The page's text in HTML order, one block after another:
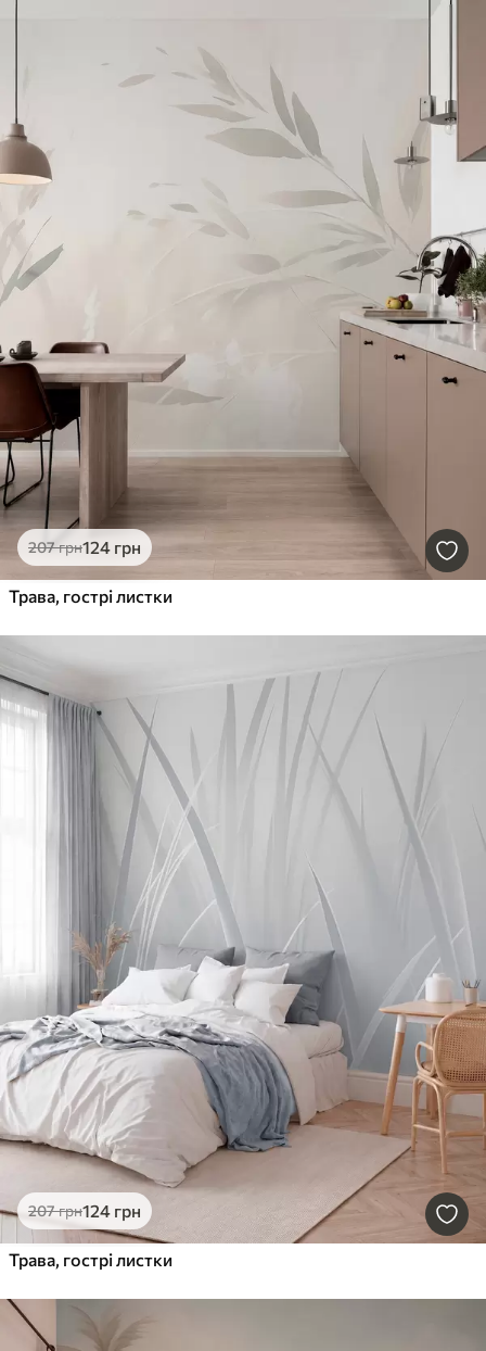
207грн124 грн
Трава, гострі листки
207грн124 грн
Трава, гострі листки